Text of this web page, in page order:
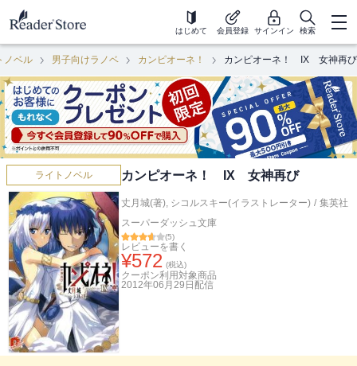
はじめて 会員登録 サインイン 検索
ノベル 男子向けラノベ カンピオーネ！ カンピオーネ！ IX 女神再び
ライトノベル カンピオーネ！ IX 女神再び
丈月城(著), シコルスキー(イラストレーター) / 集英社
スーパーダッシュ文庫
(5)
レビューを書く
¥572 (税込)
クーポン利用対象商品
2012年06月29日 配信